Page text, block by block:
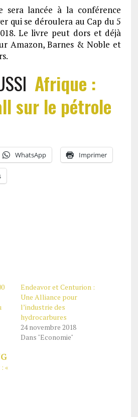
sera lancée à la conférence
qui se déroulera au Cap du 5
Le livre peut dors et déjà
Amazon, Barnes & Noble et
Afrique :
sur le pétrole
WhatsApp Imprimer
Endeavor et Centurion :
Une Alliance pour
l’industrie des
hydrocarbures
24 novembre 2018
Dans "Economie"
«